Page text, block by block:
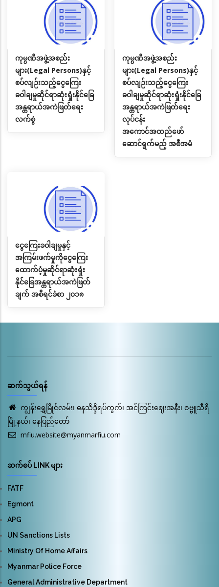
ကုမ္ပဏီအဖွဲ့အစည်း
များ(Legal Persons)နှင့်
စပ်လျဉ်းသည့်ငွေကြေး
ခဝါချမှုဆိုင်ရာဆုံးရှုံးနိုင်ခြေ
အန္တရာယ်အကဲဖြတ်ရေး
လက်စွဲ
ကုမ္ပဏီအဖွဲ့အစည်း
များ(Legal Persons)နှင့်
စပ်လျဉ်းသည့်ငွေကြေး
ခဝါချမှုဆိုင်ရာဆုံးရှုံးနိုင်ခြေ
အန္တရာယ်အကဲဖြတ်ရေး
လုပ်ငန်း
အကောင်အထည်ဖော်
ဆောင်ရွက်မည့် အစီအမံ
ငွေကြေးခဝါချမှုနှင့်
အကြမ်းဖက်မှုကိုငွေကြေး
ထောက်ပံ့မှုဆိုင်ရာဆုံးရှုံး
နိုင်ခြေအန္တရာယ်အကဲဖြတ်
ချက် အစီရင်ခံစာ ၂၀၁၈
ဆက်သွယ်ရန်
ကျွန်းရွှေမြိုင်လမ်း၊ ဓနသိဒ္ဒိရပ်ကွက်၊ အင်ကြင်းဈေးအနီး၊ ဇဗ္ဗူသီရိ
မြို့နယ်၊ နေပြည်တော်
mfiu.website@myanmarfiu.com
ဆက်စပ် LINK များ
FATF
Egmont
APG
UN Sanctions Lists
Ministry Of Home Affairs
Myanmar Police Force
General Administrative Department